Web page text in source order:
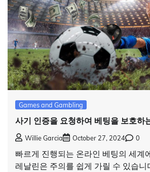
Games and Gambling
사기 인증을 요청하여 베팅을 보호하
Willie Garcia October 27, 2024 0
빠르게 진행되는 온라인 베팅의 세계
레날린은 주의를 쉽게 가릴 수 있습니